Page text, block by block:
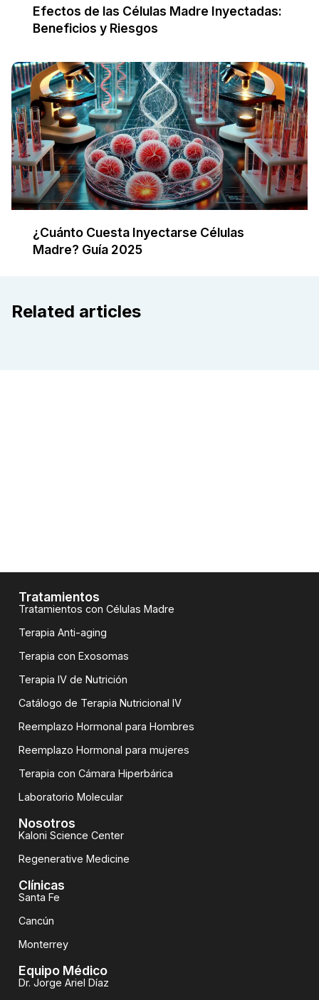
Efectos de las Células Madre Inyectadas:
Beneficios y Riesgos
¿Cuánto Cuesta Inyectarse Células
Madre? Guía 2025
Related articles
Tratamientos
Tratamientos con Células Madre
Terapia Anti-aging
Terapia con Exosomas
Terapia IV de Nutrición
Catálogo de Terapia Nutricional IV
Reemplazo Hormonal para Hombres
Reemplazo Hormonal para mujeres
Terapia con Cámara Hiperbárica
Laboratorio Molecular
Nosotros
Kaloni Science Center
Regenerative Medicine
Clínicas
Santa Fe
Cancún
Monterrey
Equipo Médico
Dr. Jorge Ariel Díaz